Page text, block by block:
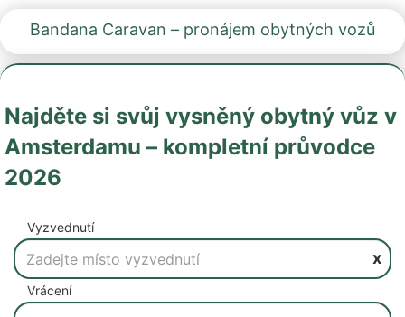
Bandana Caravan – pronájem obytných vozů
Najděte si svůj vysněný obytný vůz v
Amsterdamu – kompletní průvodce
2026
Vyzvednutí
x
Vrácení